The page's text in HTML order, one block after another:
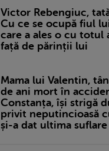
Victor Rebengiuc,
Cu ce se ocupă fiul
care a ales o cu totul
față de părinții lui
Mama lui Valentin,
de ani mort în
Constanța, își strigă
privit neputincioasă
și-a dat ultima suflare